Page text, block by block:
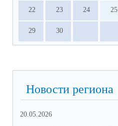
22 23 24 25
29 30
Новости региона
20.05.2026